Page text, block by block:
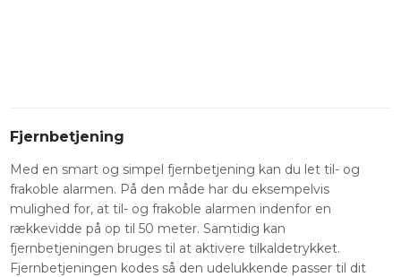
​Fjernbetjening
Med en smart og simpel fjernbetjening kan du let til- og
frakoble alarmen. På den måde har du eksempelvis
mulighed for, at til- og frakoble alarmen indenfor en
rækkevidde på op til 50 meter. Samtidig kan
fjernbetjeningen bruges til at aktivere tilkaldetrykket.
Fjernbetjeningen kodes så den udelukkende passer til dit